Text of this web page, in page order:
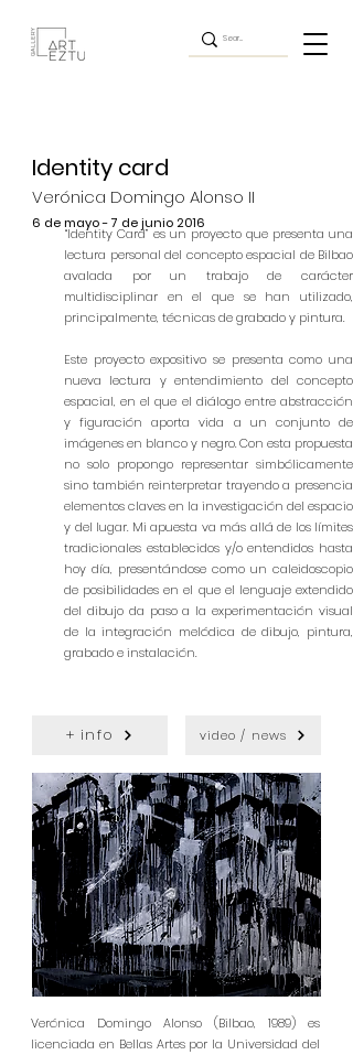
Identity card
Verónica Domingo Alonso II
6 de mayo - 7 de junio 2016
“Identity Card” es un proyecto que presenta una
lectura personal del concepto espacial de Bilbao
avalada por un trabajo de carácter
multidisciplinar en el que se han utilizado,
principalmente, técnicas de grabado y pintura.
Este proyecto expositivo se presenta como una
nueva lectura y entendimiento del concepto
espacial, en el que el diálogo entre abstracción
y figuración aporta vida a un conjunto de
imágenes en blanco y negro. Con esta propuesta
no solo propongo representar simbólicamente
sino también reinterpretar trayendo a presencia
elementos claves en la investigación del espacio
y del lugar. Mi apuesta va más allá de los límites
tradicionales establecidos y/o entendidos hasta
hoy día, presentándose como un caleidoscopio
de posibilidades en el que el lenguaje extendido
del dibujo da paso a la experimentación visual
de la integración melódica de dibujo, pintura,
grabado e instalación.
+ info video / news
Verónica Domingo Alonso (Bilbao, 1989) es
licenciada en Bellas Artes por la Universidad del